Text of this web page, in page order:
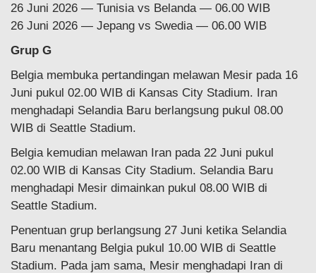
26 Juni 2026 — Tunisia vs Belanda — 06.00 WIB
26 Juni 2026 — Jepang vs Swedia — 06.00 WIB
Grup G
Belgia membuka pertandingan melawan Mesir pada 16
Juni pukul 02.00 WIB di Kansas City Stadium. Iran
menghadapi Selandia Baru berlangsung pukul 08.00
WIB di Seattle Stadium.
Belgia kemudian melawan Iran pada 22 Juni pukul
02.00 WIB di Kansas City Stadium. Selandia Baru
menghadapi Mesir dimainkan pukul 08.00 WIB di
Seattle Stadium.
Penentuan grup berlangsung 27 Juni ketika Selandia
Baru menantang Belgia pukul 10.00 WIB di Seattle
Stadium. Pada jam sama, Mesir menghadapi Iran di